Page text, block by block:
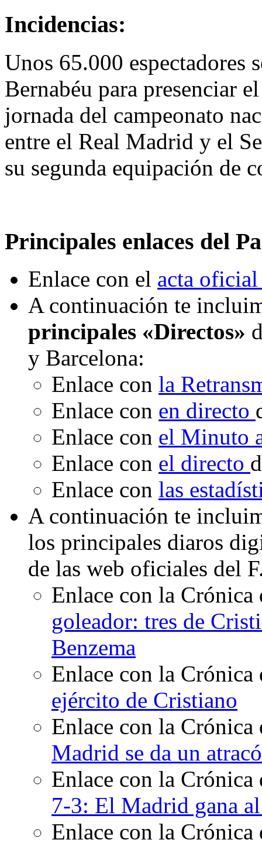
Incidencias:
Unos 65.000 espectadores
Bernabéu para presenciar
jornada del campeonato
entre el Real Madrid y el
su segunda equipación de
Principales enlaces del
Enlace con el acta
A continuación te
principales «Directos»
y Barcelona:
Enlace con la
Enlace con en directo
Enlace con el Minuto
Enlace con el directo
Enlace con las
A continuación te
los principales diaros
de las web oficiales del
Enlace con la
goleador: tres de
Benzema
Enlace con la
ejército de Cristiano
Enlace con la
Madrid se da un
Enlace con la
7-3: El Madrid gana
Enlace con la